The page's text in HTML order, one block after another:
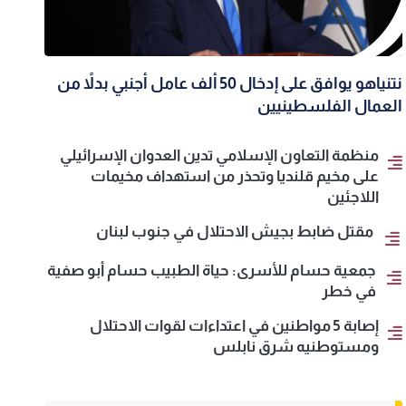
نتنياهو يوافق على إدخال 50 ألف عامل أجنبي بدلاً من
العمال الفلسطينيين
منظمة التعاون الإسلامي تدين العدوان الإسرائيلي
على مخيم قلنديا وتحذر من استهداف مخيمات
اللاجئين
مقتل ضابط بجيش الاحتلال في جنوب لبنان
جمعية حسام للأسرى: حياة الطبيب حسام أبو صفية
في خطر
إصابة 5 مواطنين في اعتداءات لقوات الاحتلال
ومستوطنيه شرق نابلس